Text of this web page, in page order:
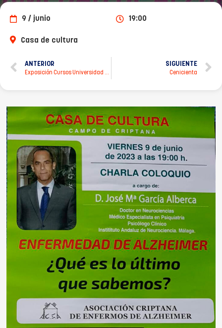
9 / junio 19:00
Casa de cultura
ANTERIOR
Exposición Cursos Universidad Popular 2022/2023
SIGUIENTE
Cenicienta